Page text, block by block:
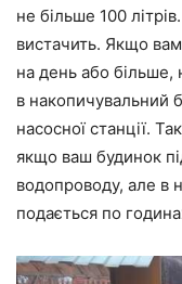
не більше 100
вистачить. Якщо
на день або більше,
в накопичувальний
насосної станції.
якщо ваш будинок
водопроводу, але в
подається по